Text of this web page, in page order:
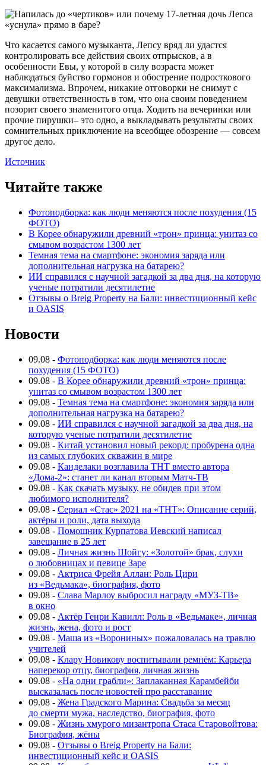
Что касается самого музыканта, Лепсу вряд ли удастся
контролировать все действия своих отпрысков, а в
особенности Евы, у которой в силу возраста может
наблюдаться буйство гормонов и обострение подросткового
максимализма. Впрочем, никакие отговорки не снимут с
девушки ответственность в том, что она своим поведением
позорит своего знаменитого отца. Ходить на вечеринки или
прочие пирушки– это одно, а выкладывать результаты своих
сомнительных приключение на всеобщее обозрение — совсем
другое дело.
Источник
Читайте также
Фотоподборка: как люди меняются после похудения (15
ФОТО)
В Корее обнаружили древний «трон» принца: унитаз со
смывом возрастом 1300 лет
Темная тема на смартфоне: экономия заряда или
дополнительная нагрузка на батарею?
ИИ справился с научной загадкой за два дня, на которую
ученые потратили десятилетие
Отзывы о Breig Property на Бали: инвестиционный кейс
и OASIS
Новости
09.08 - Фотоподборка: как люди меняются после
похудения (15 ФОТО)
09.08 - В Корее обнаружили древний «трон» принца:
унитаз со смывом возрастом 1300 лет
09.08 - Темная тема на смартфоне: экономия заряда или
дополнительная нагрузка на батарею?
09.08 - ИИ справился с научной загадкой за два дня, на
которую ученые потратили десятилетие
09.08 - Китай установил новый рекорд: пробурена одна
из самых глубоких скважин в мире
09.08 - Канделаки возглавила ТНТ вместо автора
«Дома-2»: станет ли канал вторым Матч-ТВ
09.08 - Как скачать музыку, не обидев при этом
любимого исполнителя?
09.08 - Сериал «Стас» 2021 на «ТНТ»: Описание серий,
актёры и роли, дата выхода
09.08 - Помощник Курпатова Иевский написал
завещание в 25 лет
09.08 - Личная жизнь Шойгу: «Золотой» брак, слухи
о любовницах и певице Заре
09.08 - Актриса Фрейя Аллан: Роль Цири
из «Ведьмака», биография, фото
09.08 - Слава Марлоу выбросил награду «МУЗ-ТВ»
в окно
09.08 - Актёр Генри Кавилл: Роль в «Ведьмаке», личная
жизнь, жена, фото и рост
09.08 - Маша из «Ворониных» пожаловалась на травлю
учителей
09.08 - Клару Новикову воспитывали ремнём: Карьера
наперекор отцу, биография, личная жизнь
09.08 - «На одни грабли»: Заплаканная Карамбейби
высказалась после новостей про расставание
09.08 - Жена Градского Марина: Свадьба за месяц
до смерти мужа, наследство, биография, фото
09.08 - Жизнь хмурого мизантропа Стаса Старовойтова:
Биография, жёны
09.08 - Отзывы о Breig Property на Бали:
инвестиционный кейс и OASIS